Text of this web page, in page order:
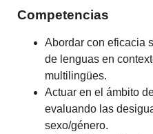
Competencias
Abordar con eficacia
de lenguas en
multilingües.
Actuar en el ámbito
evaluando las
sexo/género.